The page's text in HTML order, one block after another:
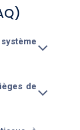
de